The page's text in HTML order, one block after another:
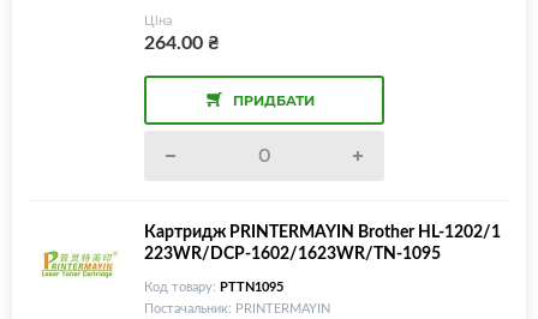
Ціна
264.00₴
ПРИДБАТИ
Картридж PRINTERMAYIN Brother HL-1202/1
223WR/DCP-1602/1623WR/TN-1095
Код товару: PTTN1095
Постачальник: PRINTERMAYIN